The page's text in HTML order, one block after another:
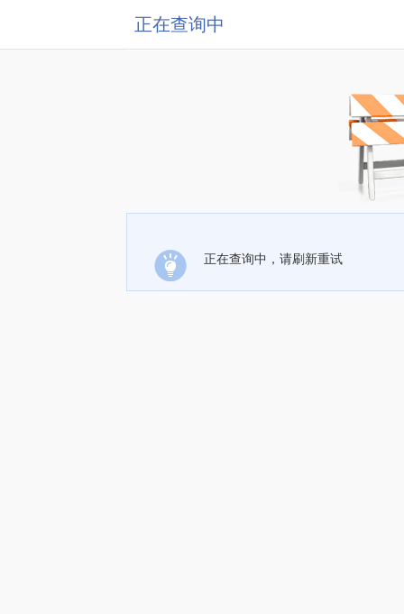
正在查询中
正在查询中，请刷新重试